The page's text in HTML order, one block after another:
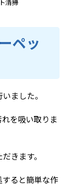
清掃
ペッ
ました。
を吸い取りま
きます。
ると簡単な作